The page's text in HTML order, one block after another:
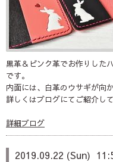
黒革＆ピンク革でお作りした
です。
内面には、白革のウサギが向
詳しくはブログにてご紹介して
詳細ブログ
2019.09.22 (Sun)